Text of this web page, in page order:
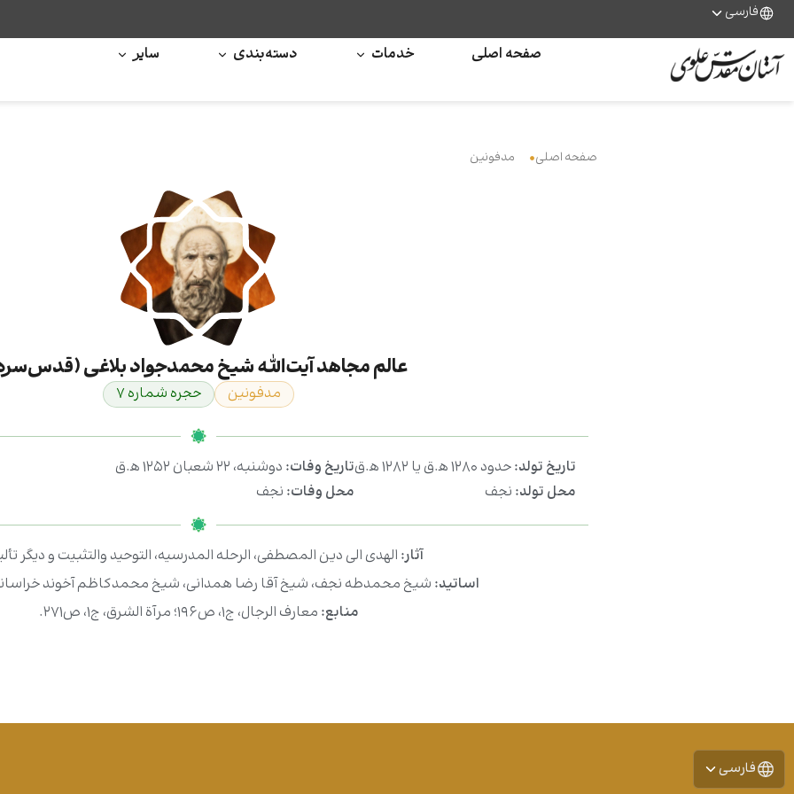
فارسی
صفحه اصلی خدمات دسته‌بندی سایر
صفحه اصلی مدفونین
عالم مجاهد آیت‌الله شیخ محمدجواد بلاغی
مدفونین حجره شماره ۷
تاریخ تولد:حدود ۱۲۸۰ ه‍.ق یا ۱۲۸۲ ه‍.ق
محل تولد: نجف
تاریخ وفات: دوشنبه، ۲۲ شعبان ۱۲۵۲ ه‍.ق
محل وفات: نجف
آثار: الهدى الى دين المصطفى، الرحله المدرسيه، التوحيد والتثبيت و دیگر
اساتید: شیخ محمدطه نجف، شیخ آقا رضا همدانی، شیخ محمدکاظم آخوند
منابع: معارف الرجال، ج۱، ص۱۹۶؛ مرآة الشرق، ج۱، ص۲۷۱.
فارسی